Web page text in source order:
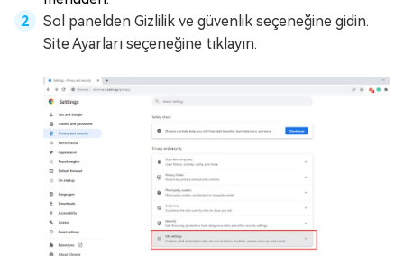
Sol panelden Gizlilik ve güvenlik seçeneğine gidin.
Site Ayarları seçeneğine tıklayın.